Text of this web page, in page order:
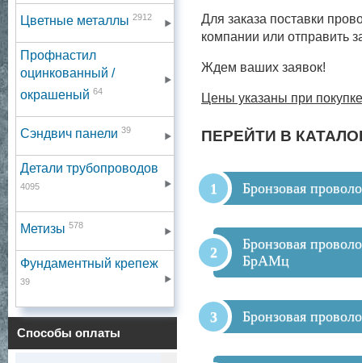
Цветные металлы 2912
Профнастил
оцинкованный /
окрашеный 64
Сэндвич панели 39
Детали трубопроводов
4095
Метизы 578
Фундаментный крепеж
39
Способы оплаты
Для заказа поставки
компании или отправить
Ждем ваших заявок!
Цены указаны при
ПЕРЕЙТИ В
Бронзовая
Бронзовая
БрАМц
Бронзовая